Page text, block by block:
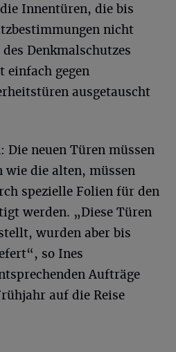
Innentüren, die bis
nicht
Denkmalschutzes
einfach gegen
ausgetauscht
Die neuen Türen müssen
wie die alten, müssen
spezielle Folien für den
werden. „Diese Türen
wurden aber bis
so Ines
Aufträge
auf die Reise